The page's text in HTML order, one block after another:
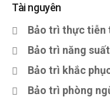
Tài nguyên
Bảo trì thực tiễn
Bảo trì năng
Bảo trì khắc
Bảo trì phòng